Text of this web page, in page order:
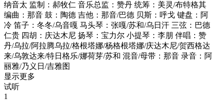
纳音太 监制：郝牧仁 音乐总监：赞丹 统筹：美灵/布特格其
编曲：那音 鼓：陶德 吉他：那音/巴德 贝斯：呼戈 键盘：阿
冷 笛子：冬冬/乌音嘎 马头琴：张嘎/苏和/乌日汗 三弦：巴德
仁贵 四胡：庆达木尼 扬琴：宝力尔 小提琴：李朋 伴唱：赞
丹/乌拉/阿拉腾乌拉/格根塔娜/杨格根塔娜/庆达木尼/贺西格达
来/乌敦达来/特日格乐/娜荷芽/苏和 混音/母带：那音 录音：阿
丽雅/乃义日/吉雅图
显示更多
试听
1